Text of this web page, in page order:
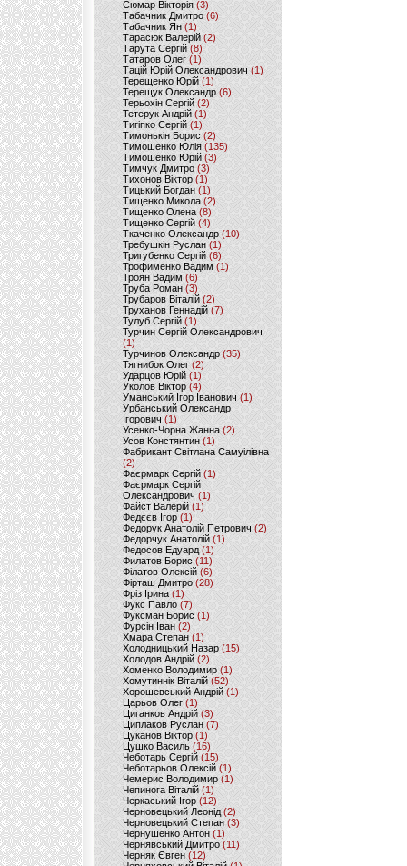
Сюмар Вікторія (3)
Табачник Дмитро (6)
Табачник Ян(1)
Тарасюк Валерій (2)
Тарута Сергій (8)
Татаров Олег(1)
Тацій Юрій Олександрович(1)
Терещенко Юрій(1)
Терещук Олександр(6)
Терьохін Сергій (2)
Тетерук Андрій (1)
Тигіпко Сергій(1)
Тимонькін Борис (2)
Тимошенко Юлія (135)
Тимошенко Юрій(3)
Тимчук Дмитро (3)
Тихонов Віктор (1)
Тицький Богдан (1)
Тищенко Микола (2)
Тищенко Олена (8)
Тищенко Сергій (4)
Ткаченко Олександр (10)
Требушкін Руслан (1)
Тригубенко Сергій(6)
Трофименко Вадим (1)
Троян Вадим (6)
Труба Роман(3)
Трубаров Віталій (2)
Труханов Геннадій (7)
Тулуб Сергій(1)
Турчин Сергій Олександрович
(1)
Турчинов Олександр(35)
Тягнибок Олег (2)
Ударцов Юрій (1)
Уколов Віктор(4)
Уманський Ігор Іванович(1)
Урбанський Олександр
Ігорович (1)
Усенко-Чорна Жанна (2)
Усов Констянтин(1)
Фабрикант Світлана Самуілівна
(2)
Фаєрмарк Сергій(1)
Фаєрмарк Сергій
Олександрович (1)
Файст Валерій(1)
Федєєв Ігор (1)
Федорук Анатолій Петрович (2)
Федорчук Анатолій (1)
Федосов Едуард (1)
Филатов Борис (11)
Філатов Олексій (6)
Фірташ Дмитро (28)
Фріз Ірина (1)
Фукс Павло (7)
Фуксман Борис (1)
Фурсін Іван (2)
Хмара Степан(1)
Холодницький Назар(15)
Холодов Андрій (2)
Хоменко Володимир (1)
Хомутиннік Віталій (52)
Хорошевський Андрій (1)
Царьов Олег (1)
Циганков Андрій (3)
Циплаков Руслан(7)
Цуканов Віктор (1)
Цушко Василь (16)
Чеботарь Сергій (15)
Чеботарьов Олексій (1)
Чемерис Володимир (1)
Чепинога Віталій (1)
Черкаський Ігор (12)
Черновецький Леонід(2)
Черновецький Степан (3)
Чернушенко Антон (1)
Чернявський Дмитро(11)
Черняк Євген(12)